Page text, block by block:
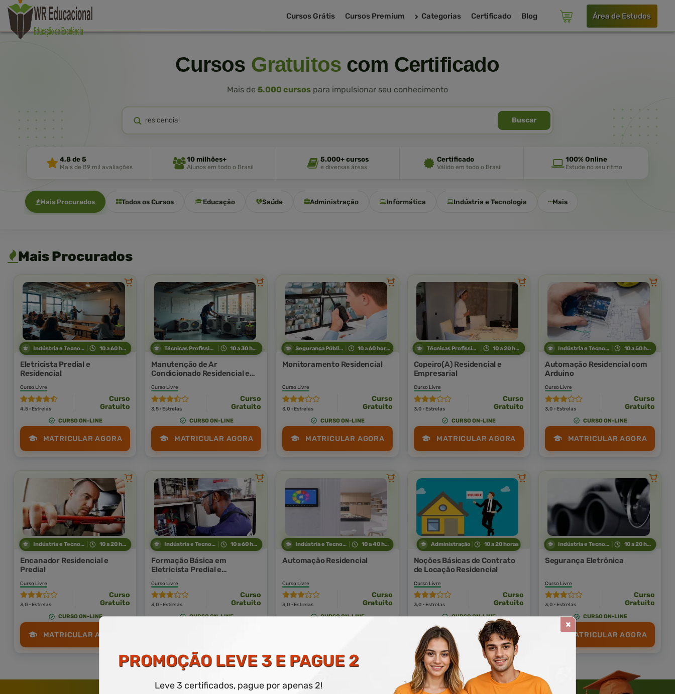
Cursos Grátis Cursos Premium Categorias Certificado Blog Área de Estudos
Cursos Gratuitos com Certificado
Mais de 5.000 cursos para impulsionar seu conhecimento
Buscar
4,8 de 5
Mais de 89 mil avaliações
10 milhões+
Alunos em todo o Brasil
5.000+ cursos
e diversas áreas
Certificado
Válido em todo o Brasil
100% Online
Estude no seu ritmo
Mais Procurados Todos os Cursos Educação Saúde Administração Informática Indústria e Tecnologia Mais
Mais Procurados
Indústria e Tecnologia 10 a 60 horas
Eletricista Predial e
Residencial
Curso Livre
4,5 · Estrelas
Curso
Gratuito
CURSO ON-LINE
MATRICULAR AGORA
Técnicas Profissionais 10 a 30 horas
Manutenção de Ar
Condicionado Residencial e
Curso Livre
3,5 · Estrelas
Curso
Gratuito
CURSO ON-LINE
MATRICULAR AGORA
Segurança Pública 10 a 60 horas
Monitoramento Residencial
Curso Livre
3,0 · Estrelas
Curso
Gratuito
CURSO ON-LINE
MATRICULAR AGORA
Técnicas Profissionais 10 a 20 horas
Copeiro(A) Residencial e
Empresarial
Curso Livre
3,0 · Estrelas
Curso
Gratuito
CURSO ON-LINE
MATRICULAR AGORA
Indústria e Tecnologia 10 a 50 horas
Automação Residencial com
Arduino
Curso Livre
3,0 · Estrelas
Curso
Gratuito
CURSO ON-LINE
MATRICULAR AGORA
Indústria e Tecnologia 10 a 20 horas
Encanador Residencial e
Predial
Curso Livre
3,0 · Estrelas
Curso
Gratuito
CURSO ON-LINE
MATRICULAR AGORA
Indústria e Tecnologia 10 a 60 horas
Formação Básica em
Eletricista Predial e
Curso Livre
3,0 · Estrelas
Curso
Gratuito
CURSO ON-LINE
Indústria e Tecnologia 10 a 40 horas
Automação Residencial
Curso Livre
3,0 · Estrelas
Curso
Gratuito
CURSO ON-LINE
Administração 10 a 20 horas
Noções Básicas de Contrato
de Locação Residencial
Curso Livre
3,0 · Estrelas
Curso
Gratuito
CURSO ON-LINE
MATRICULAR AGORA
Indústria e Tecnologia 10 a 20 horas
Segurança Eletrônica
Curso Livre
3,0 · Estrelas
Curso
Gratuito
CURSO ON-LINE
MATRICULAR AGORA
PROMOÇÃOLEVE 3 E PAGUE 2
Leve 3 certificados, pague por apenas 2!